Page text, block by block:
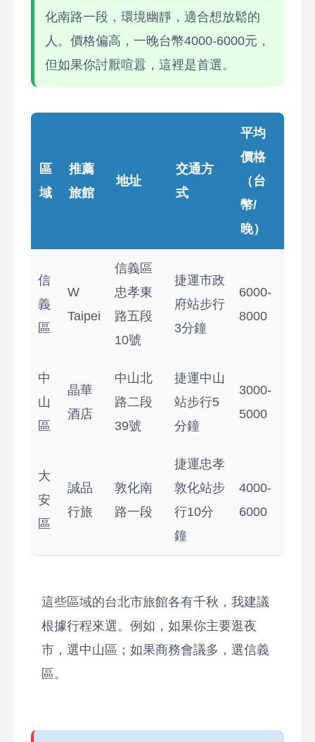
化南路一段，環境幽靜，適合想放鬆的
人。價格偏高，一晚台幣4000-6000元，
但如果你討厭喧囂，這裡是首選。
區
域
推薦
旅館
地址
交通方
式
平均
價格
（台
幣/
晚）
信
義
區
W
Taipei
信義區
忠孝東
路五段
10號
捷運市政
府站步行
3分鐘
6000-
8000
中
山
區
晶華
酒店
中山北
路二段
39號
捷運中山
站步行5
分鐘
3000-
5000
大
安
區
誠品
行旅
敦化南
路一段
捷運忠孝
敦化站步
行10分
鐘
4000-
6000
這些區域的台北市旅館各有千秋，我建議
根據行程來選。例如，如果你主要逛夜
市，選中山區；如果商務會議多，選信義
區。